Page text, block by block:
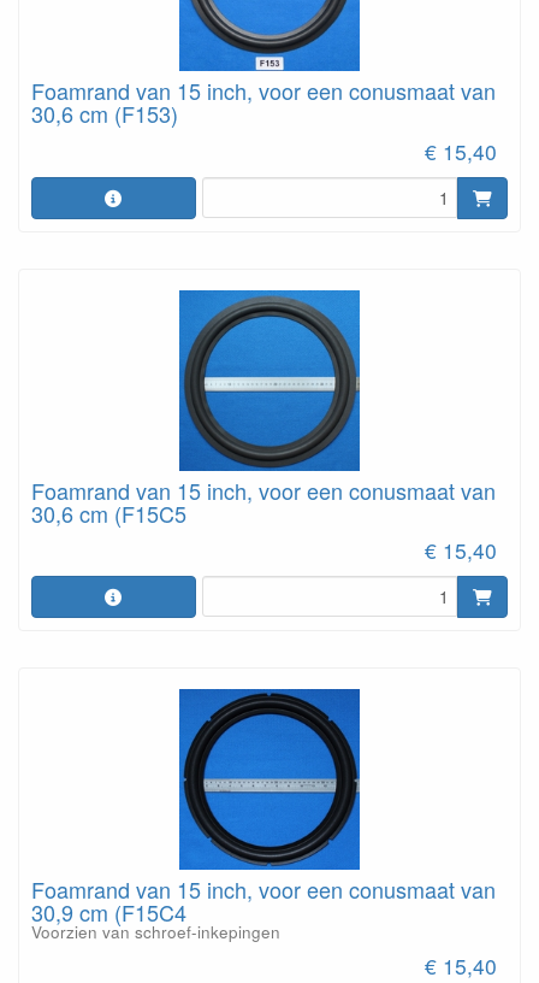
Foamrand van 15 inch, voor een conusmaat van
30,6 cm (F153)
€ 15,40
Foamrand van 15 inch, voor een conusmaat van
30,6 cm (F15C5
€ 15,40
Foamrand van 15 inch, voor een conusmaat van
30,9 cm (F15C4
Voorzien van schroef-inkepingen
€ 15,40